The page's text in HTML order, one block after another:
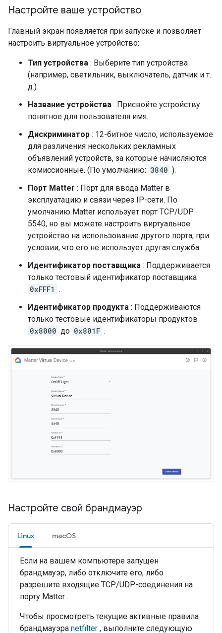
Настройте ваше устройство
Главный экран появляется при запуске и позволяет
настроить виртуальное устройство:
Тип устройства : Выберите тип устройства
(например, светильник, выключатель, датчик и т.
д.).
Название устройства : Присвойте устройству
понятное для пользователя имя.
Дискриминатор : 12-битное число, используемое
для различения нескольких рекламных
объявлений устройств, за которые начисляются
комиссионные. (По умолчанию: 3840 ).
Порт Matter : Порт для ввода Matter в
эксплуатацию и связи через IP-сети. По
умолчанию Matter использует порт TCP/UDP
5540, но вы можете настроить виртуальное
устройство на использование другого порта, при
условии, что его не использует другая служба.
Идентификатор поставщика : Поддерживается
только тестовый идентификатор поставщика
0xFFF1 .
Идентификатор продукта : Поддерживаются
только тестовые идентификаторы продуктов
0x8000 до 0x801F .
Настройте свой брандмауэр
Linux macOS
Если на вашем компьютере запущен
брандмауэр, либо отключите его, либо
разрешите входящие TCP/UDP-соединения на
порту Matter .
Чтобы просмотреть текущие активные правила
брандмауэра netfilter , выполните следующую